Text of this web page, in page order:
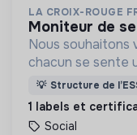
LA CROIX-ROUGE
moniteur de
Nous souhaitons
chacun se sente
nous proposons
d’engagement
💡 Structure de
1 labels et
Social